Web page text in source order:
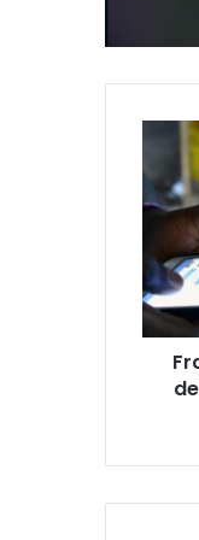
Fracture
de
la
rurale